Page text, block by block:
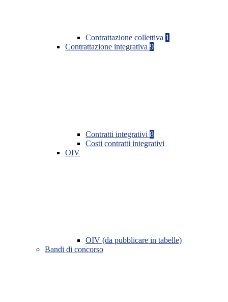
Contrattazione collettiva 1
Contrattazione integrativa 9
Contratti integrativi 8
Costi contratti integrativi
OIV
OIV (da pubblicare in tabelle)
Bandi di concorso